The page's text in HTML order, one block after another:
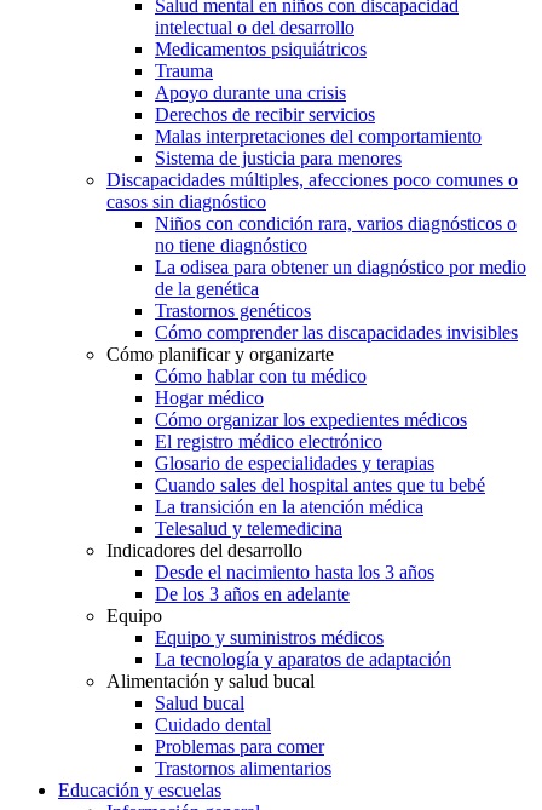
Salud mental en niños con discapacidad
intelectual o del desarrollo
Medicamentos psiquiátricos
Trauma
Apoyo durante una crisis
Derechos de recibir servicios
Malas interpretaciones del comportamiento
Sistema de justicia para menores
Discapacidades múltiples, afecciones poco comunes o
casos sin diagnóstico
Niños con condición rara, varios diagnósticos o
no tiene diagnóstico
La odisea para obtener un diagnóstico por medio
de la genética
Trastornos genéticos
Cómo comprender las discapacidades invisibles
Cómo planificar y organizarte
Cómo hablar con tu médico
Hogar médico
Cómo organizar los expedientes médicos
El registro médico electrónico
Glosario de especialidades y terapias
Cuando sales del hospital antes que tu bebé
La transición en la atención médica
Telesalud y telemedicina
Indicadores del desarrollo
Desde el nacimiento hasta los 3 años
De los 3 años en adelante
Equipo
Equipo y suministros médicos
La tecnología y aparatos de adaptación
Alimentación y salud bucal
Salud bucal
Cuidado dental
Problemas para comer
Trastornos alimentarios
Educación y escuelas